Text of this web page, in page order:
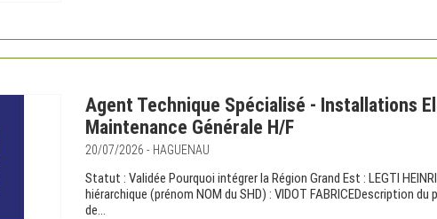
Agent Technique Spécialisé - Installations
Maintenance Générale H/F
20/07/2026 - HAGUENAU
Statut : Validée Pourquoi intégrer la Région Grand Est : LEGTI
hiérarchique (prénom NOM du SHD) : VIDOT FABRICEDescription
de...